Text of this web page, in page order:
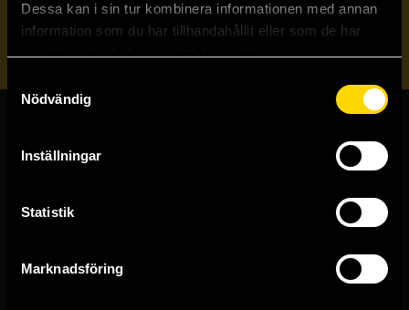
Dessa kan i sin tur kombinera informationen med annan
information som du har tillhandahållit eller som de har
Nödvändig
Inställningar
Statistik
Marknadsföring
Skicka
Butiker & kundtjänst
Västerlånggatan 48
Göteborgsbutiken
Kungsgatan 19